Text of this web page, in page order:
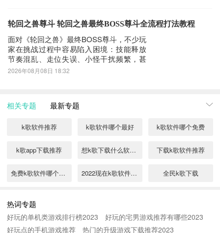
要求？老旧设备是否还能胜任？此外，多
问题？一款稳定
轮回之兽尊斗 轮回之兽最终BOSS尊斗全流程打法教程
面对《轮回之兽》最终BOSS尊斗，不少玩
家在挑战过程中容易陷入困境：技能释放
节奏混乱、走位失误、小怪干扰频繁，甚
至因网络波动导致关键闪避失败，功亏一
术执行的基础保障。《biubiu加速器》
2026年08月08日 18:32
相关专题 最新专题
k歌软件推荐 k歌软件哪个最好 k歌软件哪个免费
k歌app下载推荐 想k歌下载什么软件好 下载k歌软件推荐
免费k歌软件哪个最好 2022现在k歌软件哪个好 全民k歌下载
k歌软件有哪些 k歌app 免费的k歌软件有哪些
热词专题
好玩的单机类游戏排行榜2023
好玩的宅男游戏推荐有哪些2023
好玩点的手机游戏推荐
热门的升级游戏下载推荐2023